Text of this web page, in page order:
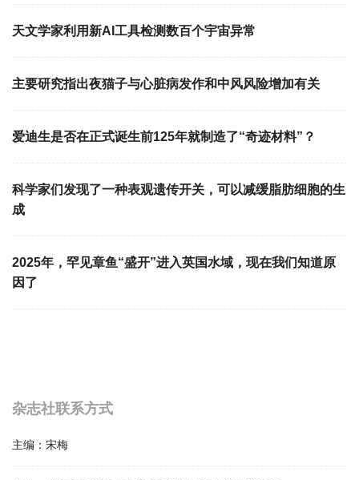
天文学家利用新AI工具检测数百个宇宙异常
主要研究指出夜猫子与心脏病发作和中风风险增加有关
爱迪生是否在正式诞生前125年就制造了“奇迹材料”？
科学家们发现了一种表观遗传开关，可以减缓脂肪细胞的生
成
2025年，罕见章鱼“盛开”进入英国水域，现在我们知道原
因了
杂志社联系方式
主编： 宋梅